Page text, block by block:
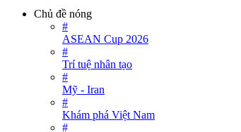
Chủ đề nóng
#
ASEAN Cup 2026
#
Trí tuệ nhân tạo
#
Mỹ - Iran
#
Khám phá Việt Nam
#